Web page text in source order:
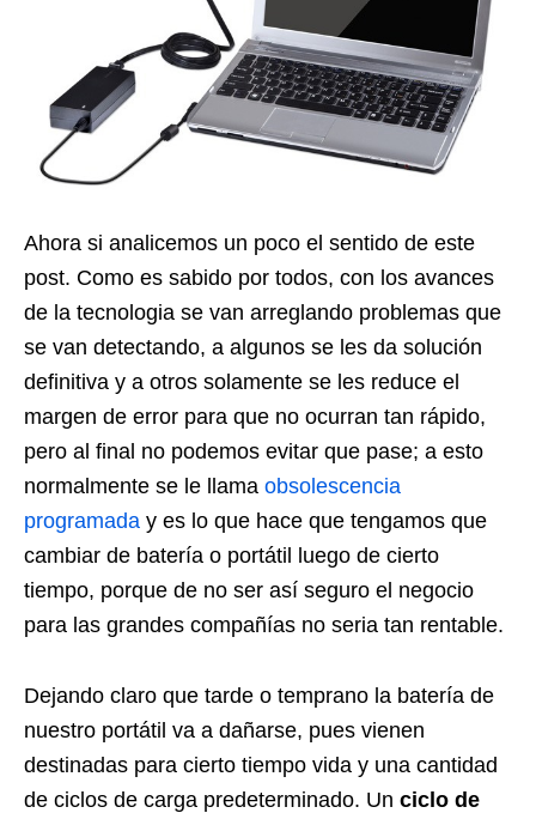
Ahora si analicemos un poco el sentido de este
post. Como es sabido por todos, con los avances
de la tecnologia se van arreglando problemas que
se van detectando, a algunos se les da solución
definitiva y a otros solamente se les reduce el
margen de error para que no ocurran tan rápido,
pero al final no podemos evitar que pase; a esto
normalmente se le llama obsolescencia
programada y es lo que hace que tengamos que
cambiar de batería o portátil luego de cierto
tiempo, porque de no ser así seguro el negocio
para las grandes compañías no seria tan rentable.
Dejando claro que tarde o temprano la batería de
nuestro portátil va a dañarse, pues vienen
destinadas para cierto tiempo vida y una cantidad
de ciclos de carga predeterminado. Un ciclo de